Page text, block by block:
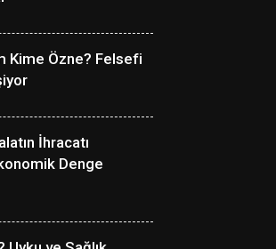
Kime Özne? Felsefi
İhracatı
Denge